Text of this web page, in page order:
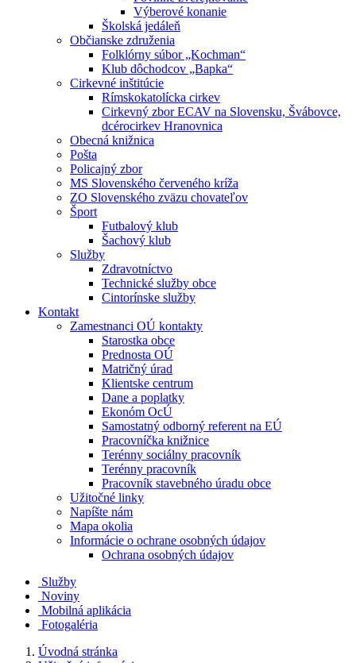
Výberové konanie
Školská jedáleň
Občianske združenia
Folklórny súbor „Kochman“
Klub dôchodcov „Bapka“
Cirkevné inštitúcie
Rímskokatolícka cirkev
Cirkevný zbor ECAV na Slovensku, Švábovce,
dcérocirkev Hranovnica
Obecná knižnica
Pošta
Policajný zbor
MS Slovenského červeného kríža
ZO Slovenského zväzu chovateľov
Šport
Futbalový klub
Šachový klub
Služby
Zdravotníctvo
Technické služby obce
Cintorínske služby
Kontakt
Zamestnanci OÚ kontakty
Starostka obce
Prednosta OÚ
Matričný úrad
Klientske centrum
Dane a poplatky
Ekonóm OcÚ
Samostatný odborný referent na EÚ
Pracovníčka knižnice
Terénny sociálny pracovník
Terénny pracovník
Pracovník stavebného úradu obce
Užitočné linky
Napíšte nám
Mapa okolia
Informácie o ochrane osobných údajov
Ochrana osobných údajov
Služby
Noviny
Mobilná aplikácia
Fotogaléria
Úvodná stránka